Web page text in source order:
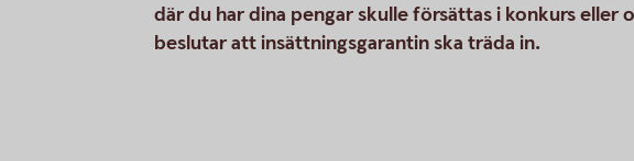
där du har dina pengar skulle försättas i konkurs eller
beslutar att insättningsgarantin ska träda in.